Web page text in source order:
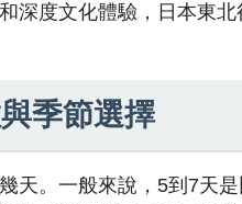
深度文化體驗，日本東北
季節選擇
天。一般來說，5到7天